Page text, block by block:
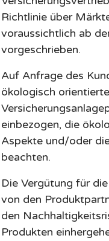
Richtlinie über
voraussichtlich ab
vorgeschrieben.
Auf Anfrage des
ökologisch
einbezogen, die
Aspekte und/oder
beachten.
Die Vergütung für
von den
den
Produkten